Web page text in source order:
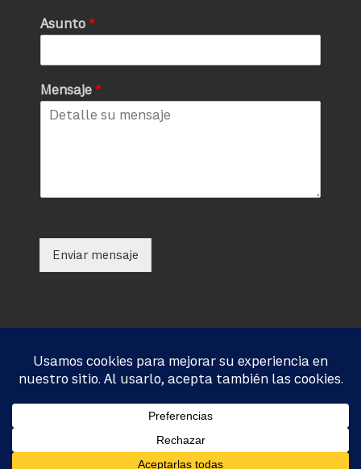
Asunto *
Mensaje *
Enviar mensaje
Universidad del Bío-Bío